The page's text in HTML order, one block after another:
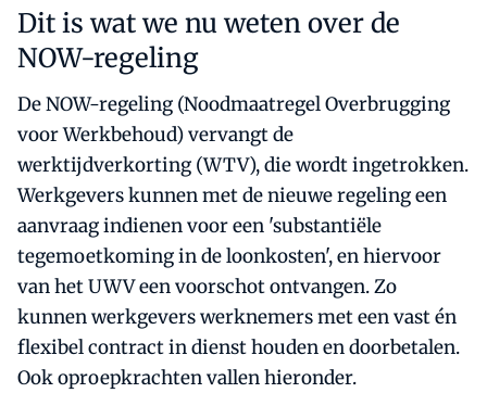
Dit is wat we nu weten over de
NOW-regeling
De NOW-regeling (Noodmaatregel Overbrugging
voor Werkbehoud) vervangt de
werktijdverkorting (WTV), die wordt ingetrokken.
Werkgevers kunnen met de nieuwe regeling een
aanvraag indienen voor een 'substantiële
tegemoetkoming in de loonkosten', en hiervoor
van het UWV een voorschot ontvangen. Zo
kunnen werkgevers werknemers met een vast én
flexibel contract in dienst houden en doorbetalen.
Ook oproepkrachten vallen hieronder.